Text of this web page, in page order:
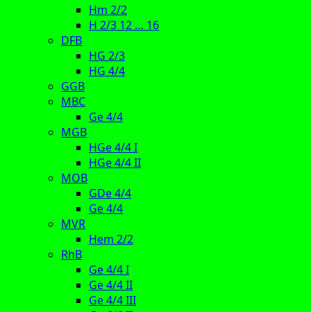
Hm 2/2
H 2/3 12 … 16
DFB
HG 2/3
HG 4/4
GGB
MBC
Ge 4/4
MGB
HGe 4/4 I
HGe 4/4 II
MOB
GDe 4/4
Ge 4/4
MVR
Hem 2/2
RhB
Ge 4/4 I
Ge 4/4 II
Ge 4/4 III